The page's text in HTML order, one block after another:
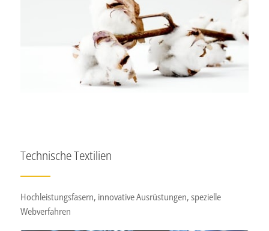
Technische Textilien
Hochleistungsfasern, innovative Ausrüstungen, spezielle
Webverfahren